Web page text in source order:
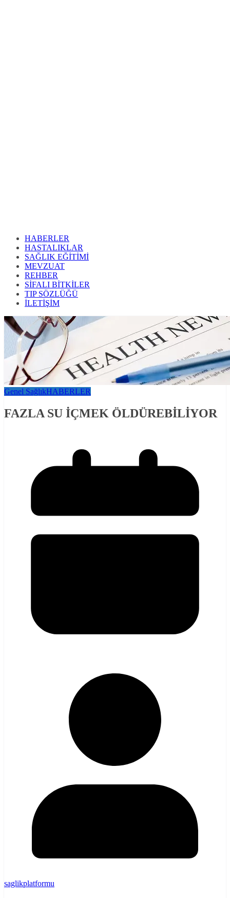
HABERLER
HASTALIKLAR
SAĞLIK EĞİTİMİ
MEVZUAT
REHBER
SİFALI BİTKİLER
TIP SÖZLÜĞÜ
İLETİŞİM
Genel SağlıkHABERLER
FAZLA SU İÇMEK ÖLDÜREBİLİYOR
saglikplatformu